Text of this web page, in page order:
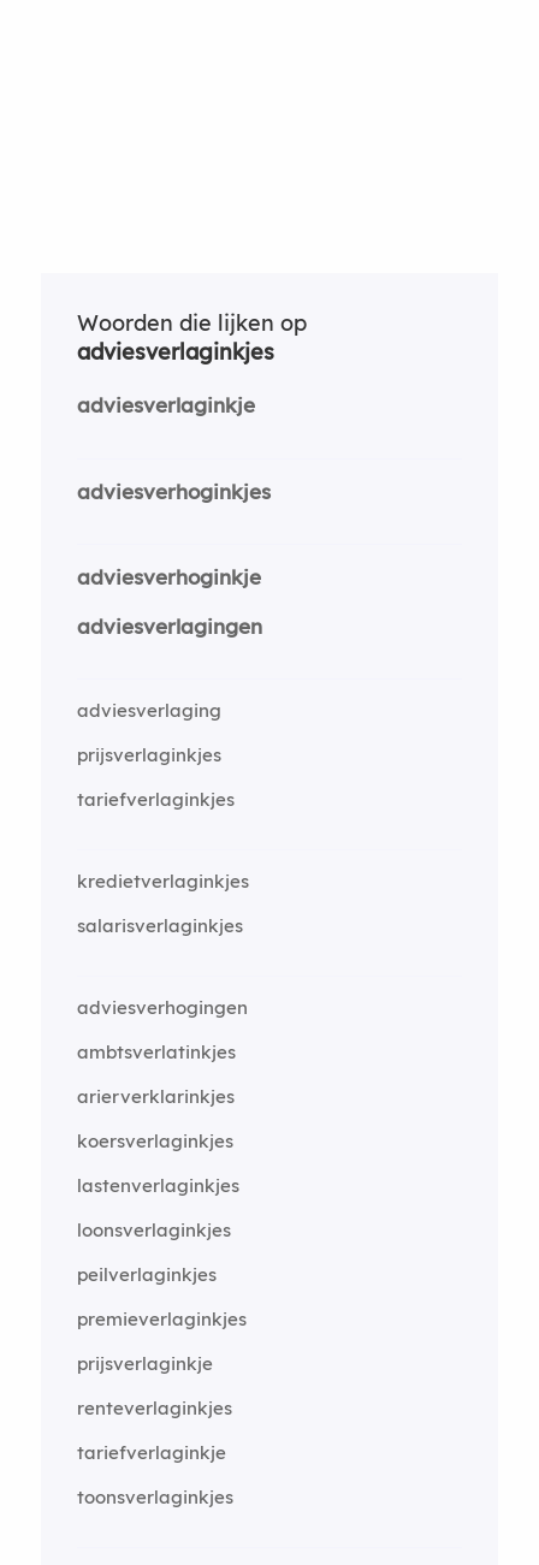
Woorden die lijken op
adviesverlaginkjes
adviesverlaginkje
adviesverhoginkjes
adviesverhoginkje
adviesverlagingen
adviesverlaging
prijsverlaginkjes
tariefverlaginkjes
kredietverlaginkjes
salarisverlaginkjes
adviesverhogingen
ambtsverlatinkjes
arierverklarinkjes
koersverlaginkjes
lastenverlaginkjes
loonsverlaginkjes
peilverlaginkjes
premieverlaginkjes
prijsverlaginkje
renteverlaginkjes
tariefverlaginkje
toonsverlaginkjes